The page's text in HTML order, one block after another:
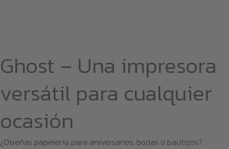
Ghost – Una impresora
versátil para cualquier
ocasión
¿Diseñas papelería para aniversarios, bodas o bautizos?